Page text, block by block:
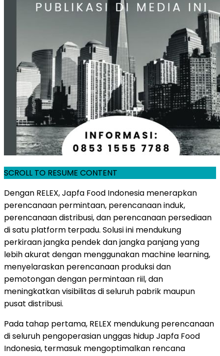
SCROLL TO RESUME CONTENT
Dengan RELEX, Japfa Food Indonesia menerapkan
perencanaan permintaan, perencanaan induk,
perencanaan distribusi, dan perencanaan persediaan
di satu platform terpadu. Solusi ini mendukung
perkiraan jangka pendek dan jangka panjang yang
lebih akurat dengan menggunakan machine learning,
menyelaraskan perencanaan produksi dan
pemotongan dengan permintaan riil, dan
meningkatkan visibilitas di seluruh pabrik maupun
pusat distribusi.
Pada tahap pertama, RELEX mendukung perencanaan
di seluruh pengoperasian unggas hidup Japfa Food
Indonesia, termasuk mengoptimalkan rencana